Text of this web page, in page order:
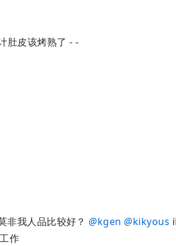
肚皮该烤熟了 - -
非我人品比较好？@kgen @kikyous
作